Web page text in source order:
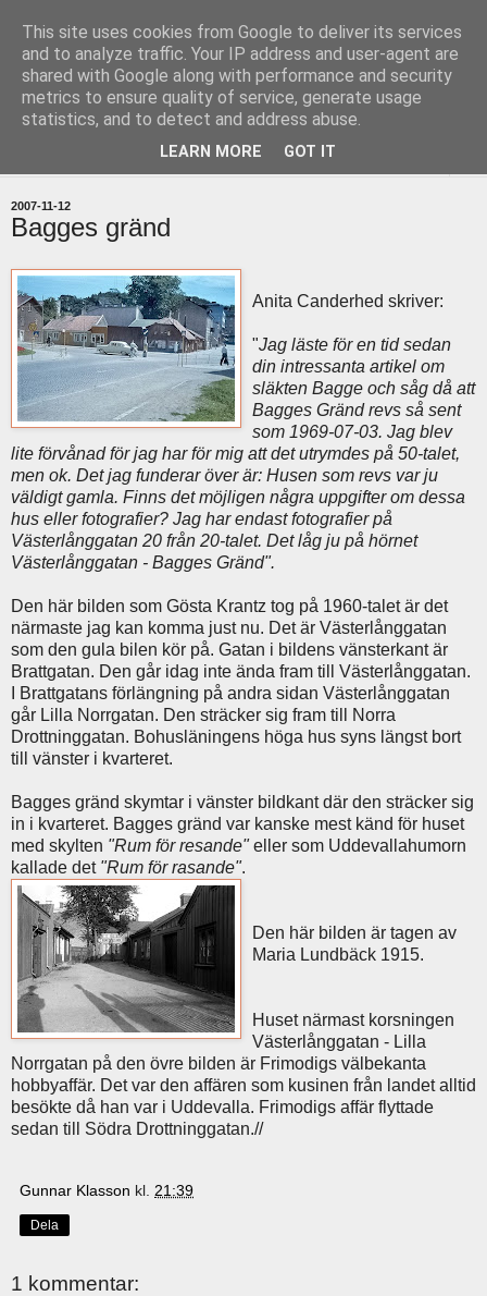
uddevallabloggen.se
med stort och smått från Uddevallas horisont
2007-11-12
Bagges gränd
Anita Canderhed skriver:
"Jag läste för en tid sedan
din intressanta artikel om
släkten Bagge och såg då att
Bagges Gränd revs så sent
som 1969-07-03. Jag blev
lite förvånad för jag har för mig att det utrymdes på 50-talet,
men ok. Det jag funderar över är: Husen som revs var ju
väldigt gamla. Finns det möjligen några uppgifter om dessa
hus eller fotografier? Jag har endast fotografier på
Västerlånggatan 20 från 20-talet. Det låg ju på hörnet
Västerlånggatan - Bagges Gränd".
Den här bilden som Gösta Krantz tog på 1960-talet är det
närmaste jag kan komma just nu. Det är Västerlånggatan
som den gula bilen kör på. Gatan i bildens vänsterkant är
Brattgatan. Den går idag inte ända fram till Västerlånggatan.
I Brattgatans förlängning på andra sidan Västerlånggatan
går Lilla Norrgatan. Den sträcker sig fram till Norra
Drottninggatan. Bohusläningens höga hus syns längst bort
till vänster i kvarteret.
Bagges gränd skymtar i vänster bildkant där den sträcker sig
in i kvarteret. Bagges gränd var kanske mest känd för huset
med skylten "Rum för resande"eller som Uddevallahumorn
kallade det "Rum för rasande".
Den här bilden är tagen av
Maria Lundbäck 1915.
Huset närmast korsningen
Västerlånggatan - Lilla
Norrgatan på den övre bilden är Frimodigs välbekanta
hobbyaffär. Det var den affären som kusinen från landet alltid
besökte då han var i Uddevalla. Frimodigs affär flyttade
sedan till Södra Drottninggatan.//
Gunnar Klasson kl. 21:39
Dela
1 kommentar:
This site uses cookies from Google to deliver its services
and to analyze traffic. Your IP address and user-agent are
shared with Google along with performance and security
metrics to ensure quality of service, generate usage
statistics, and to detect and address abuse.
LEARN MORE GOT IT